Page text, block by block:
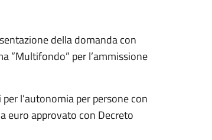
della domanda con
”Multifondo” per l’ammissione
l’autonomia per persone con
euro approvato con Decreto